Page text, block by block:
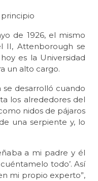
de 1926, el mismo
II, Attenborough se
es la Universidad
un alto cargo.
se desarrolló cuando
los alrededores del
nidos de pájaros
una serpiente y, lo
a mi padre y él
todo’. Así
mi propio experto”,